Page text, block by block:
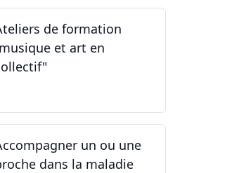
de formation
et art en
un ou une
dans la maladie